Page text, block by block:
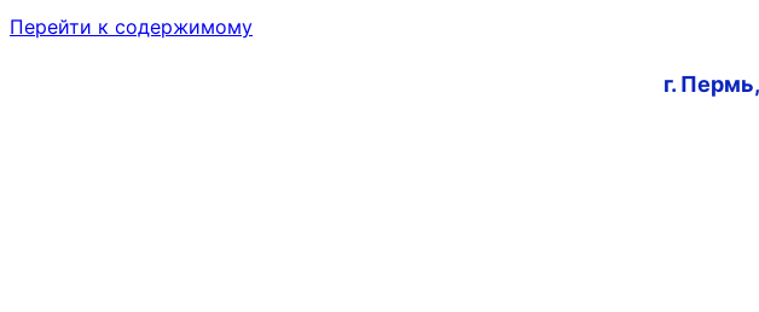
Перейти к содержимому
г.